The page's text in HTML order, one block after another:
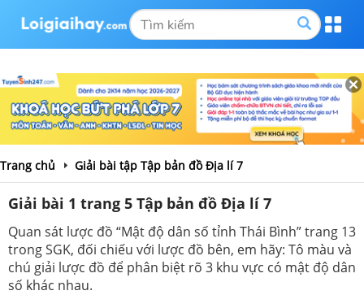
Trang chủ Giải bài tập Tập bản đồ Địa lí 7
Giải bài 1 trang 5 Tập bản đồ Địa lí 7
Quan sát lược đồ “Mật độ dân số tỉnh Thái Bình” trang 13
trong SGK, đối chiếu với lược đồ bên, em hãy: Tô màu và
chú giải lược đồ để phân biệt rõ 3 khu vực có mật độ dân
số khác nhau.